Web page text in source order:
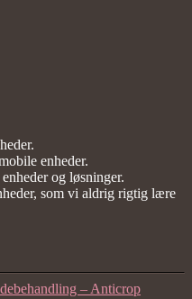
enheder.
og løsninger.
som vi aldrig rigtig lære
– Anticrop